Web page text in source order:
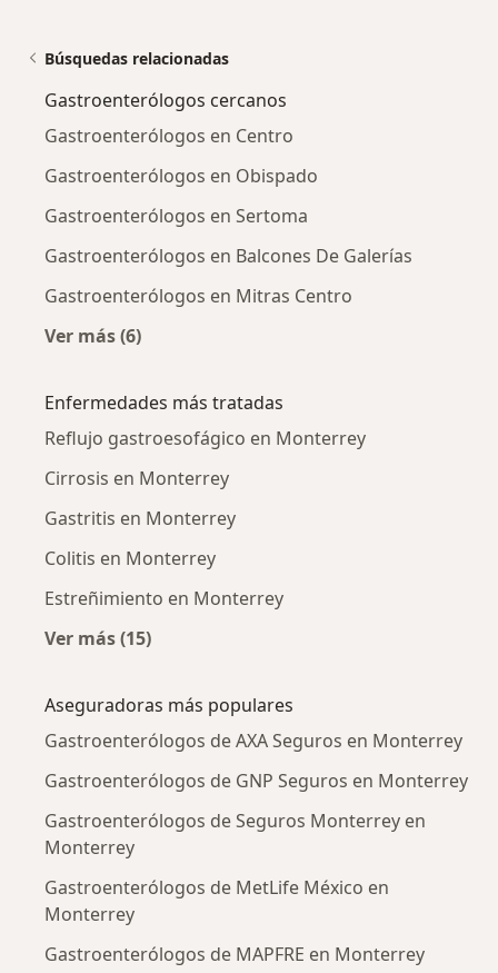
Búsquedas relacionadas
Gastroenterólogos cercanos
Gastroenterólogos en Centro
Gastroenterólogos en Obispado
Gastroenterólogos en Sertoma
Gastroenterólogos en Balcones De Galerías
Gastroenterólogos en Mitras Centro
Ver más (6)
Enfermedades más tratadas
Reflujo gastroesofágico en Monterrey
Cirrosis en Monterrey
Gastritis en Monterrey
Colitis en Monterrey
Estreñimiento en Monterrey
Ver más (15)
Aseguradoras más populares
Gastroenterólogos de AXA Seguros en Monterrey
Gastroenterólogos de GNP Seguros en Monterrey
Gastroenterólogos de Seguros Monterrey en
Monterrey
Gastroenterólogos de MetLife México en
Monterrey
Gastroenterólogos de MAPFRE en Monterrey